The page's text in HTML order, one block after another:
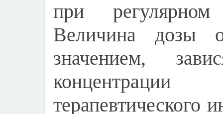
при регулярном
Величина дозы
значением,
терапевтического